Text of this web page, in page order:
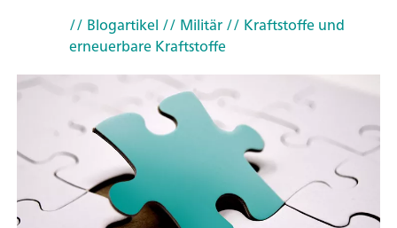
// Blogartikel // Militär// Kraftstoffe und
erneuerbare Kraftstoffe